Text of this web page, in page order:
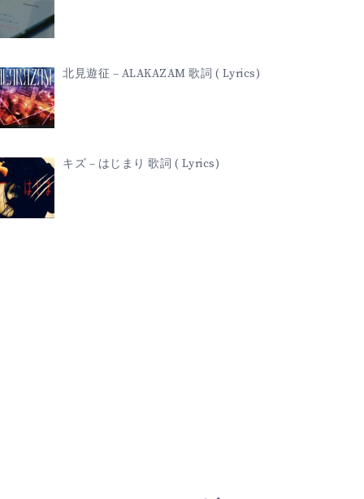
北見遊征 – ALAKAZAM 歌詞 ( Lyrics)
キズ – はじまり 歌詞 ( Lyrics)